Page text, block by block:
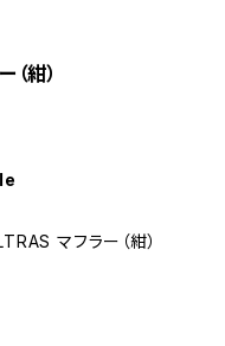
紺）
マフラー（紺）